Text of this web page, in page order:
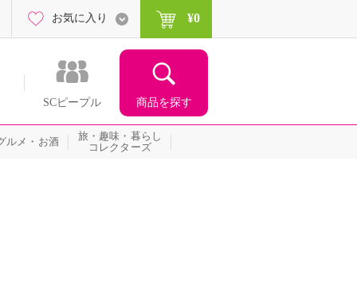
SCピープル 商品を探す
お気に入り ¥0
ルメ・お酒
旅・趣味・暮らし
コレクターズ